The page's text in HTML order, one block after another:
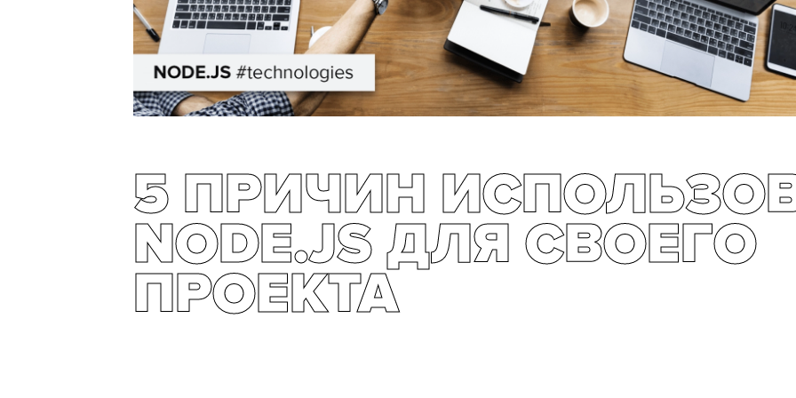
5 ПРИЧИН
NODE.JS ДЛЯ СВОЕГО
ПРОЕКТА